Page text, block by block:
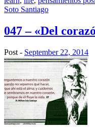
Soto Santiago
047 – «Del
Post - September 22, 2014